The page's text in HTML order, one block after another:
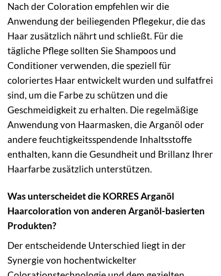
Nach der Coloration empfehlen wir die
Anwendung der beiliegenden Pflegekur, die das
Haar zusätzlich nährt und schließt. Für die
tägliche Pflege sollten Sie Shampoos und
Conditioner verwenden, die speziell für
coloriertes Haar entwickelt wurden und sulfatfrei
sind, um die Farbe zu schützen und die
Geschmeidigkeit zu erhalten. Die regelmäßige
Anwendung von Haarmasken, die Arganöl oder
andere feuchtigkeitsspendende Inhaltsstoffe
enthalten, kann die Gesundheit und Brillanz Ihrer
Haarfarbe zusätzlich unterstützen.
Was unterscheidet die KORRES Arganöl
Haarcoloration von anderen Arganöl-basierten
Produkten?
Der entscheidende Unterschied liegt in der
Synergie von hochentwickelter